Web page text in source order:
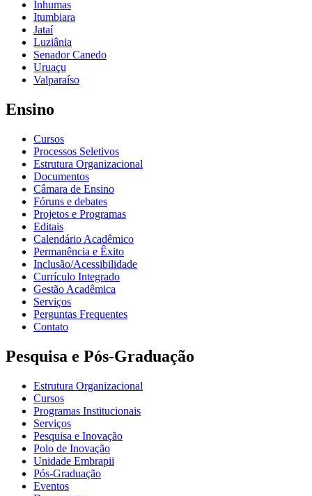
Inhumas
Itumbiara
Jataí
Luziânia
Senador Canedo
Uruaçu
Valparaíso
Ensino
Cursos
Processos Seletivos
Estrutura Organizacional
Documentos
Câmara de Ensino
Fóruns e debates
Projetos e Programas
Editais
Calendário Acadêmico
Permanência e Êxito
Inclusão/Acessibilidade
Currículo Integrado
Gestão Acadêmica
Serviços
Perguntas Frequentes
Contato
Pesquisa e Pós-Graduação
Estrutura Organizacional
Cursos
Programas Institucionais
Serviços
Pesquisa e Inovação
Polo de Inovação
Unidade Embrapii
Pós-Graduação
Eventos